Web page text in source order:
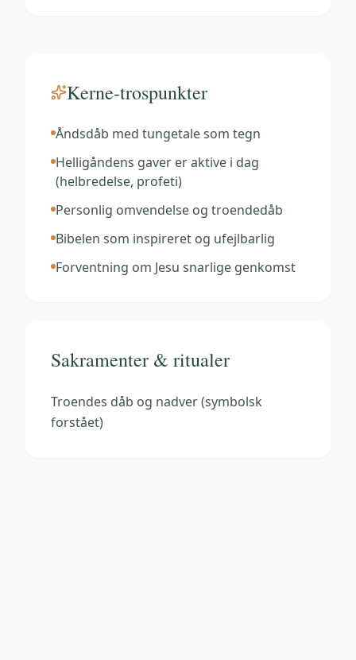
Kerne-trospunkter
Åndsdåb med tungetale som tegn
Helligåndens gaver er aktive i dag
(helbredelse, profeti)
Personlig omvendelse og troendedåb
Bibelen som inspireret og ufejlbarlig
Forventning om Jesu snarlige genkomst
Sakramenter & ritualer
Troendes dåb og nadver (symbolsk
forstået)